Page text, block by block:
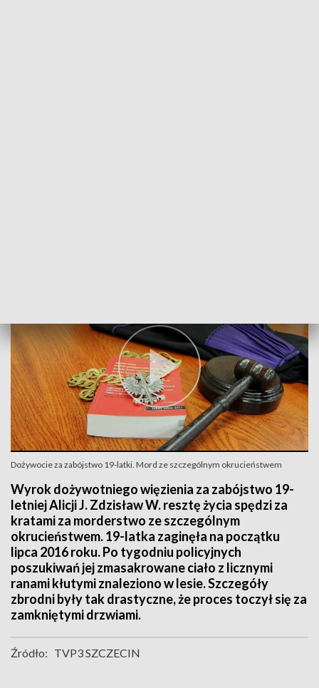
Dożywocie za zabójstwo 19-latki. Mord ze szczególnym okrucieństwem
Wyrok dożywotniego więzienia za zabójstwo 19-
letniej Alicji J. Zdzisław W. resztę życia spędzi za
kratami za morderstwo ze szczególnym
okrucieństwem. 19-latka zaginęła na początku
lipca 2016 roku. Po tygodniu policyjnych
poszukiwań jej zmasakrowane ciało z licznymi
ranami kłutymi znaleziono w lesie. Szczegóły
zbrodni były tak drastyczne, że proces toczył się za
zamkniętymi drzwiami.
Źródło: TVP3 SZCZECIN